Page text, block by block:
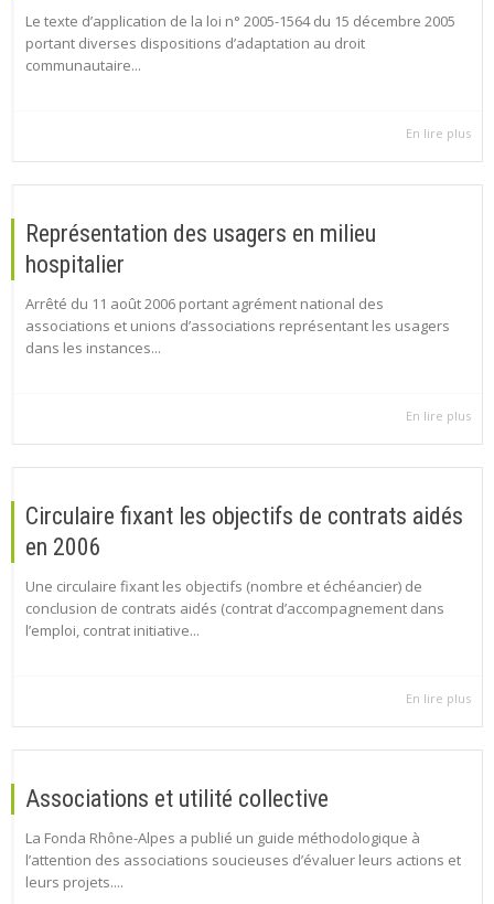
Le texte d’application de la loi n° 2005-1564 du 15 décembre 2005
portant diverses dispositions d’adaptation au droit
communautaire...
En lire plus
Représentation des usagers en milieu
hospitalier
Arrêté du 11 août 2006 portant agrément national des
associations et unions d’associations représentant les usagers
dans les instances...
En lire plus
Circulaire fixant les objectifs de contrats aidés
en 2006
Une circulaire fixant les objectifs (nombre et échéancier) de
conclusion de contrats aidés (contrat d’accompagnement dans
l’emploi, contrat initiative...
En lire plus
Associations et utilité collective
La Fonda Rhône-Alpes a publié un guide méthodologique à
l’attention des associations soucieuses d’évaluer leurs actions et
leurs projets....